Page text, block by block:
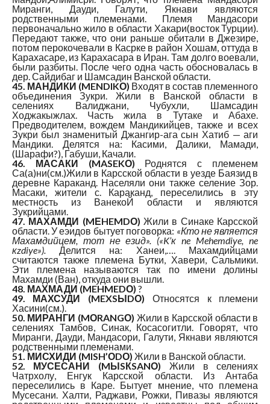
Миранги, Дауди, Галути, Якнави являются
родственными племенами. Племя Мандасори
первоначально жило в области Хакари(восток Турции).
Передают также, что они раньше обитали в Джезире,
потом перокочевали в Касрке в район Хошам, оттуда в
Карахасаре, из Карахасара в Иран. Там долго воевали,
были разбиты. После чего одна часть обосновалась в
дер. Сайдибаг и Шамсадин Ванской области.
45. МАНДИКИ (MENDIKО) Входят в состав племенного
объединения Зукри. Жили в Ванской области в
селениях Валиджани, Чубухли, Шамсадин
Ходжакыжлах. Часть жила в Тутаке и Абахе.
Предводителем, вождем Мандикийцев, также и всех
Зукри был знаменитый Джангир-ага сын Хатиб — аги
Мандики. Делятся на: Касими, Далики, Мамади,
(Шарафи?), Габуши, Качали.
46. МАСАКИ (MASEKО) Роднятся с племенем
Са(а)ни(см.)Жили в Карсской области в уезде Баязид в
деревне Караканд. Населяли они также селение Зор.
Масаки, жители с. Караканд, переселились в эту
местность из ВанекоЙ области и являются
Зукрийцами.
47. МАХАМДИ (MЕHEMDО) Жили в Синаке Карсской
области. У еэидов бытует поговорка: «Кто не является
Махамдийцем, тот не езид». («K’к ne Mehemdiye, ne
кzdiye»).Делится на: Ханеи,…. Махамдийцами
считаются также племена Бутки, Хавери, Сальмики.
Эти племена называются так по имени долины
Махамди (Ван), откуда они вышли.
48. МAХМАДИ (MEHMEDО) ?
49. МАХСУДИ (MEXSЫDО) Относятся к племени
Хасини(см.).
50. МИРАНГИ (MОRANGО) Жили в Карсской области в
селениях Тамбов, Синак, Косасогитли. Говорят, что
Миранги, Дауди, Мандасори, Галути, Якнави являются
родственными племенами.
51. МИСХИДИ (MISH’ОDО) Жили в Ванской области.
52. МУСЕСАНИ (MЫSКSANО) Жили в селениях
Чатрхолу, Енгук Карсской области. Из Антаба
переселились в Каре. Бытует мнение, что племена
Мусесани. Халти, Раджави, Рожки, Пивазы являются